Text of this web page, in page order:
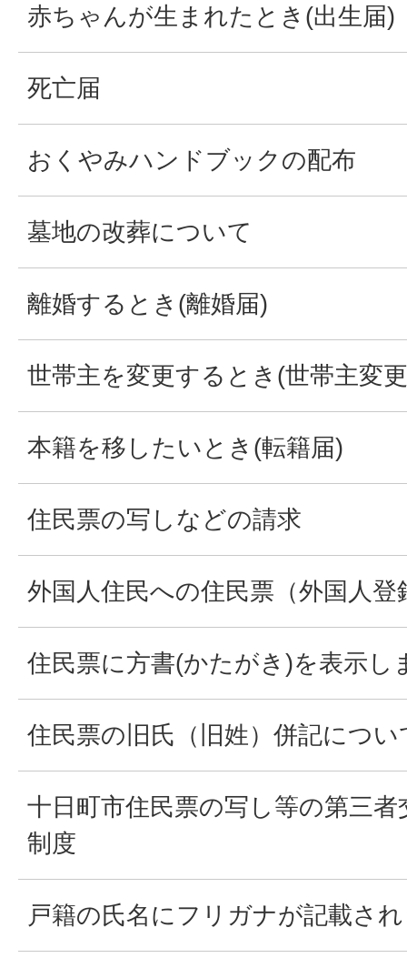
赤ちゃんが生まれたとき(出生届)
死亡届
おくやみハンドブックの配布
墓地の改葬について
離婚するとき(離婚届)
世帯主を変更するとき(世帯主変
本籍を移したいとき(転籍届)
住民票の写しなどの請求
外国人住民への住民票（外国人登
住民票に方書(かたがき)を表示し
住民票の旧氏（旧姓）併記につい
十日町市住民票の写し等の第三
制度
戸籍の氏名にフリガナが記載さ